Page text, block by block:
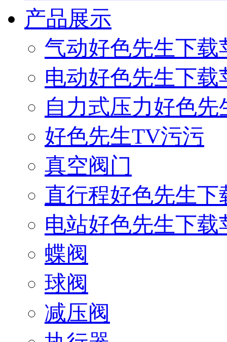
产品展示
气动好色先生下
电动好色先生下
自力式压力好色
好色先生TV污污
真空阀门
直行程好色先生
电站好色先生下
蝶阀
球阀
减压阀